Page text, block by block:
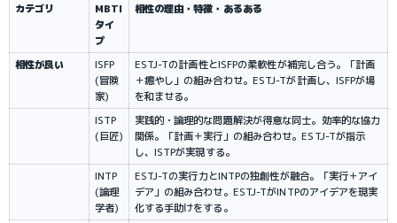
カテゴリ
MBTI
タイ
プ
相性の理由・特徴・あるある
相性が良い
ISFP
(冒険
家)
ESTJ-Tの計画性とISFPの柔軟性が補完し合う。「計画
＋癒やし」の組み合わせ。ESTJ-Tが計画し、ISFPが場
を和ませる。
ISTP
(巨匠)
実践的・論理的な問題解決が得意な同士。効率的な協力
関係。「計画＋実行」の組み合わせ。ESTJ-Tが指示
し、ISTPが実現する。
INTP
(論理
学者)
ESTJ-Tの実行力とINTPの独創性が融合。「実行＋アイ
デア」の組み合わせ。ESTJ-TがINTPのアイデアを現実
化する手助けをする。